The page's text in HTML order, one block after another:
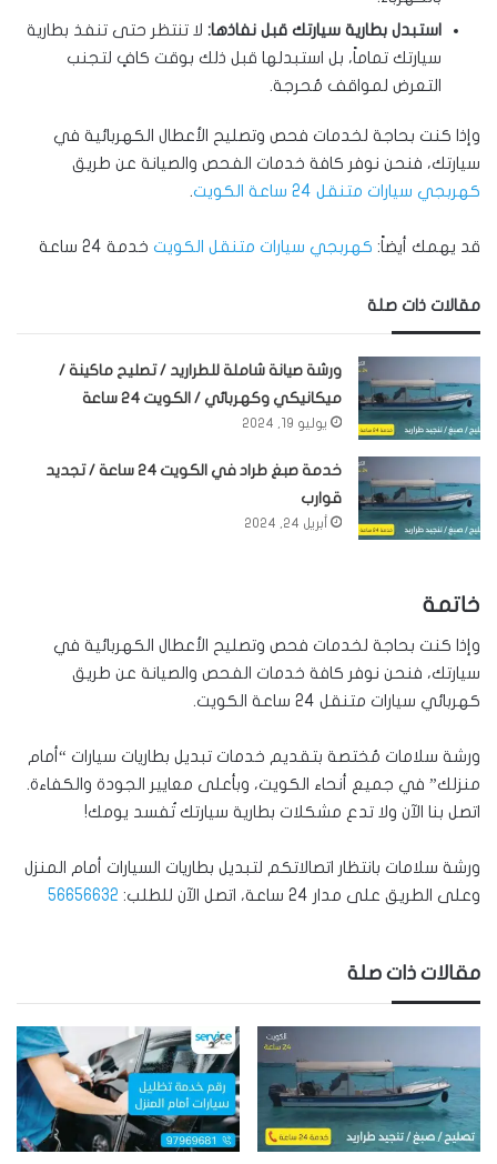
استبدل بطارية سيارتك قبل نفاذها: لا تنتظر حتى تنفذ بطارية
سيارتك تماماً، بل استبدلها قبل ذلك بوقت كافٍ لتجنب
التعرض لمواقف مُحرجة.
وإذا كنت بحاجة لخدمات فحص وتصليح الأعطال الكهربائية في
سيارتك، فنحن نوفر كافة خدمات الفحص والصيانة عن طريق
كهربجي سيارات متنقل 24 ساعة الكويت
.
قد يهمك أيضاً: كهربجي سيارات متنقل الكويت خدمة 24 ساعة
مقالات ذات صلة
ورشة صيانة شاملة للطراريد / تصليح ماكينة /
ميكانيكي وكهربائي / الكويت 24 ساعة
يوليو 19, 2024
خدمة صبغ طراد في الكويت 24 ساعة / تجديد
قوارب
أبريل 24, 2024
خاتمة
وإذا كنت بحاجة لخدمات فحص وتصليح الأعطال الكهربائية في
سيارتك، فنحن نوفر كافة خدمات الفحص والصيانة عن طريق
كهربائي سيارات متنقل 24 ساعة الكويت.
ورشة سلامات مُختصة بتقديم خدمات تبديل بطاريات سيارات “أمام
منزلك” في جميع أنحاء الكويت، وبأعلى معايير الجودة والكفاءة.
اتصل بنا الآن ولا تدع مشكلات بطارية سيارتك تُفسد يومك!
ورشة سلامات بانتظار اتصالاتكم لتبديل بطاريات السيارات أمام المنزل
وعلى الطريق على مدار 24 ساعة، اتصل الآن للطلب:
56656632
مقالات ذات صلة